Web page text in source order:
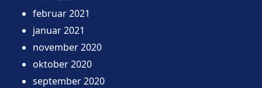
februar 2021
januar 2021
november 2020
oktober 2020
september 2020